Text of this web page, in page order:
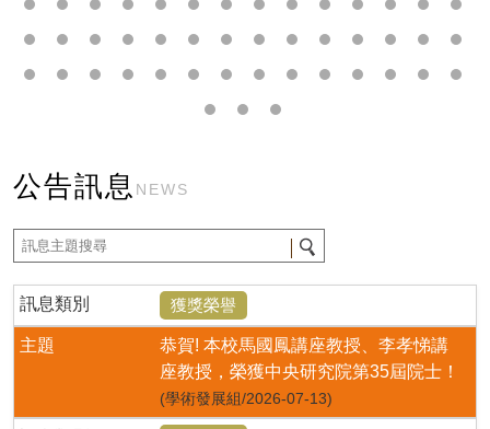
公告訊息 NEWS
訊息類別 獲獎榮譽
主題
恭賀! 本校馬國鳳講座教授、李孝悌講
座教授，榮獲中央研究院第35屆院士！
(學術發展組/2026-07-13)